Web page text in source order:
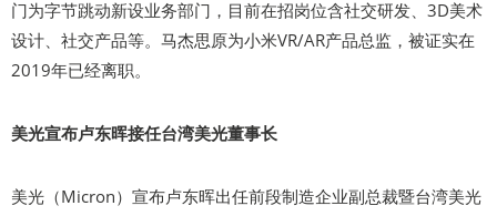
门为字节跳动新设业务部门，目前在招岗位含社交研发、3D美术
设计、社交产品等。马杰思原为小米VR/AR产品总监，被证实在
2019年已经离职。
美光宣布卢东晖接任台湾美光董事长
美光（Micron）宣布卢东晖出任前段制造企业副总裁暨台湾美光